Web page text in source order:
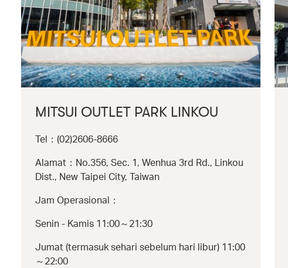
MITSUI OUTLET PARK LINKOU
Tel：(02)2606-8666
Alamat：No.356, Sec. 1, Wenhua 3rd Rd., Linkou
Dist., New Taipei City, Taiwan
Jam Operasional：
Senin - Kamis 11:00～21:30
Jumat (termasuk sehari sebelum hari libur) 11:00
～22:00